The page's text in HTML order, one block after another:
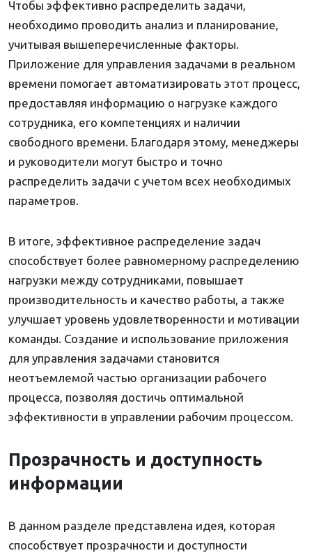
Чтобы эффективно распределить задачи,
необходимо проводить анализ и планирование,
учитывая вышеперечисленные факторы.
Приложение для управления задачами в реальном
времени помогает автоматизировать этот процесс,
предоставляя информацию о нагрузке каждого
сотрудника, его компетенциях и наличии
свободного времени. Благодаря этому, менеджеры
и руководители могут быстро и точно
распределить задачи с учетом всех необходимых
параметров.
В итоге, эффективное распределение задач
способствует более равномерному распределению
нагрузки между сотрудниками, повышает
производительность и качество работы, а также
улучшает уровень удовлетворенности и мотивации
команды. Создание и использование приложения
для управления задачами становится
неотъемлемой частью организации рабочего
процесса, позволяя достичь оптимальной
эффективности в управлении рабочим процессом.
Прозрачность и доступность
информации
В данном разделе представлена идея, которая
способствует прозрачности и доступности